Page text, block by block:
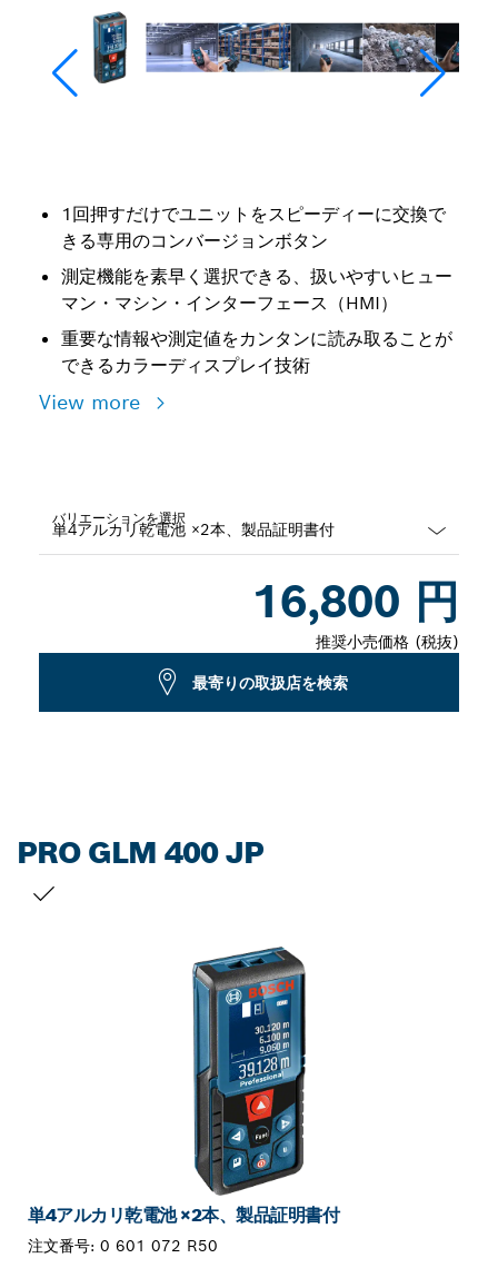
1回押すだけでユニットをスピーディーに交換で
きる専用のコンバージョンボタン
測定機能を素早く選択できる、扱いやすいヒュー
マン・マシン・インターフェース（HMI）
重要な情報や測定値をカンタンに読み取ることが
できるカラーディスプレイ技術
View more
バリエーションを選択
16,800 円
推奨小売価格 (税抜)
最寄りの取扱店を検索
PRO GLM 400 JP
単4アルカリ乾電池 ×2本、製品証明書付
注文番号: 0 601 072 R50